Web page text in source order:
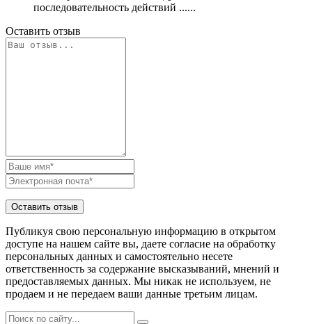
последовательность действий ......
Оставить отзыв
Публикуя свою персональную информацию в открытом
доступе на нашем сайте вы, даете согласие на обработку
персональных данных и самостоятельно несете
ответственность за содержание высказываний, мнений и
предоставляемых данных. Мы никак не используем, не
продаем и не передаем ваши данные третьим лицам.